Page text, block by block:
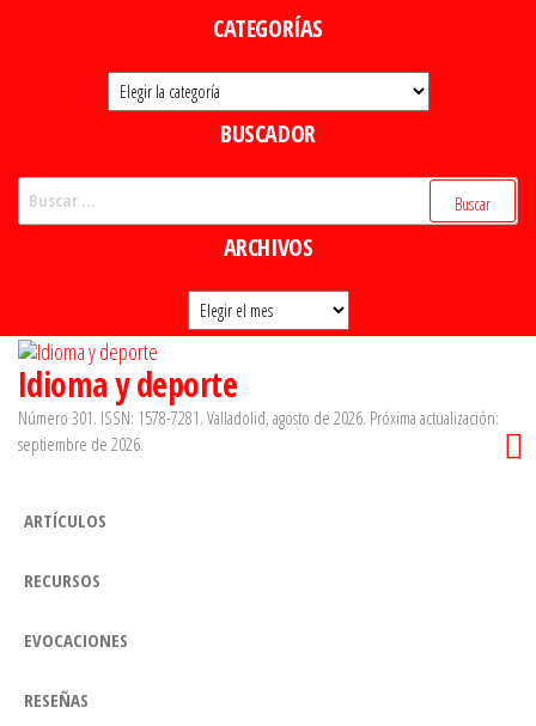
CATEGORÍAS
Categorías
BUSCADOR
ARCHIVOS
Archivos
Idioma y deporte
Número 301. ISSN: 1578-7281. Valladolid, agosto de 2026. Próxima actualización:
septiembre de 2026.
ARTÍCULOS
RECURSOS
EVOCACIONES
RESEÑAS